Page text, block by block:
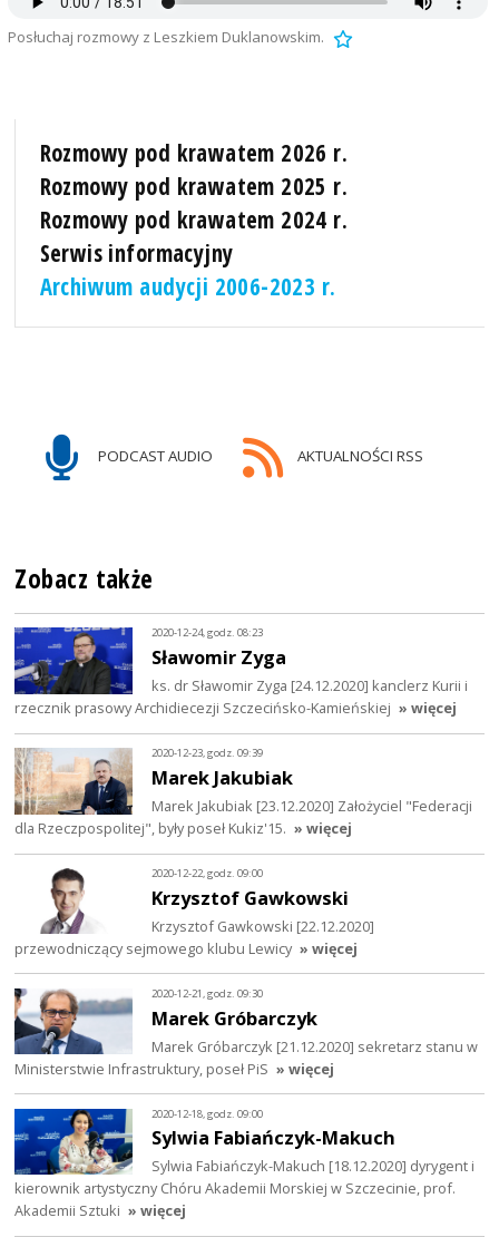
Posłuchaj rozmowy z Leszkiem Duklanowskim.
Rozmowy pod krawatem 2026 r.
Rozmowy pod krawatem 2025 r.
Rozmowy pod krawatem 2024 r.
Serwis informacyjny
Archiwum audycji 2006-2023 r.
PODCAST AUDIO AKTUALNOŚCI RSS
Zobacz także
2020-12-24, godz. 08:23
Sławomir Zyga
ks. dr Sławomir Zyga [24.12.2020] kanclerz Kurii i
rzecznik prasowy Archidiecezji Szczecińsko-Kamieńskiej » więcej
2020-12-23, godz. 09:39
Marek Jakubiak
Marek Jakubiak [23.12.2020] Założyciel "Federacji
dla Rzeczpospolitej", były poseł Kukiz'15. » więcej
2020-12-22, godz. 09:00
Krzysztof Gawkowski
Krzysztof Gawkowski [22.12.2020]
przewodniczący sejmowego klubu Lewicy » więcej
2020-12-21, godz. 09:30
Marek Gróbarczyk
Marek Gróbarczyk [21.12.2020] sekretarz stanu w
Ministerstwie Infrastruktury, poseł PiS » więcej
2020-12-18, godz. 09:00
Sylwia Fabiańczyk-Makuch
Sylwia Fabiańczyk-Makuch [18.12.2020] dyrygent i
kierownik artystyczny Chóru Akademii Morskiej w Szczecinie, prof.
Akademii Sztuki » więcej